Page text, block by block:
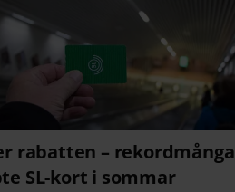
rabatten – rekordmånga
SL-kort i sommar